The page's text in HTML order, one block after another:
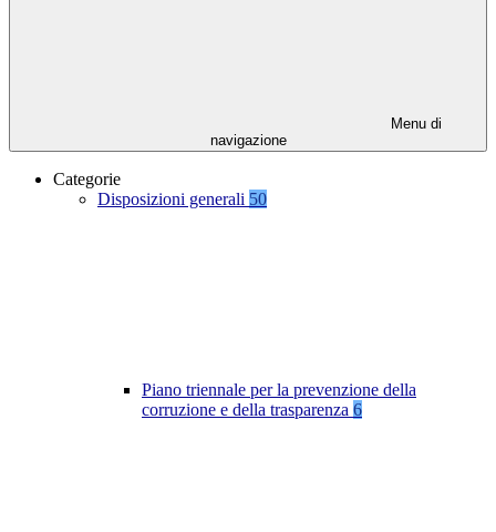
Menu di
navigazione
Categorie
Disposizioni generali 50
Piano triennale per la prevenzione della
corruzione e della trasparenza 6